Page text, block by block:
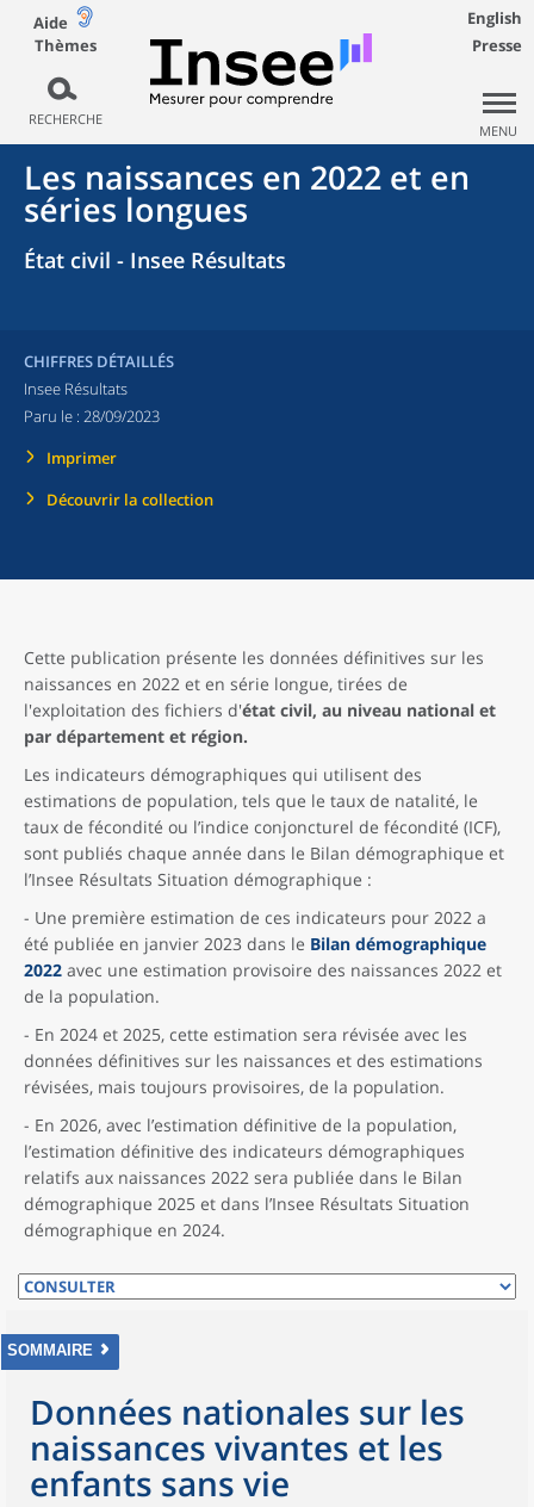
Aide
Thèmes
RECHERCHE
English
Presse
MENU
Les naissances en 2022 et en
séries longues
État civil - Insee Résultats
CHIFFRES DÉTAILLÉS
Insee Résultats
Paru le : 28/09/2023
Imprimer
Découvrir la collection
Cette publication présente les données définitives sur les
naissances en 2022 et en série longue, tirées de
l'exploitation des fichiers d'état civil, au niveau national et
par département et région.
Les indicateurs démographiques qui utilisent des
estimations de population, tels que le taux de natalité, le
taux de fécondité ou l’indice conjoncturel de fécondité (ICF),
sont publiés chaque année dans le Bilan démographique et
l’Insee Résultats Situation démographique :
- Une première estimation de ces indicateurs pour 2022 a
été publiée en janvier 2023 dans le Bilan démographique
2022 avec une estimation provisoire des naissances 2022 et
de la population.
- En 2024 et 2025, cette estimation sera révisée avec les
données définitives sur les naissances et des estimations
révisées, mais toujours provisoires, de la population.
- En 2026, avec l’estimation définitive de la population,
l’estimation définitive des indicateurs démographiques
relatifs aux naissances 2022 sera publiée dans le Bilan
démographique 2025 et dans l’Insee Résultats Situation
démographique en 2024.
SOMMAIRE
Données nationales sur les
naissances vivantes et les
enfants sans vie